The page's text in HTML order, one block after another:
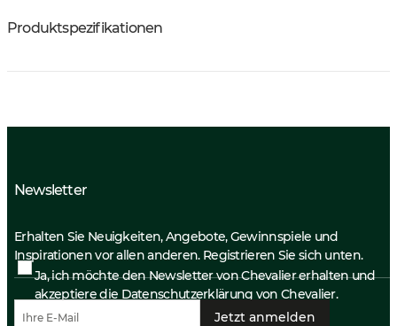
Produktspezifikationen
Newsletter
Erhalten Sie Neuigkeiten, Angebote, Gewinnspiele und
Inspirationen vor allen anderen. Registrieren Sie sich unten.
Ja, ich möchte den Newsletter von Chevalier erhalten und
akzeptiere die Datenschutzerklärung von Chevalier.
Jetzt anmelden